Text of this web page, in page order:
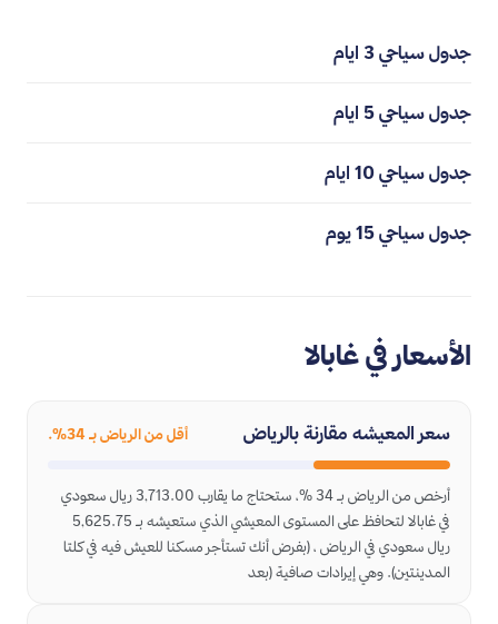
جدول سياحي 3 ايام
جدول سياحي 5 ايام
جدول سياحي 10 ايام
جدول سياحي 15 يوم
الأسعار في غابالا
سعر المعيشه مقارنة بالرياض أقل من الرياض بـ 34%.
أرخص من الرياض بـ 34 %، ستحتاج ما يقارب 3,713.00 ريال سعودي
في غابالا لتحافظ على المستوى المعيشي الذي ستعيشه بـ 5,625.75
ريال سعودي في الرياض ، (بفرض أنك تستأجر مسكنا للعيش فيه في كلتا
المدينتين). وهي إيرادات صافية (بعد